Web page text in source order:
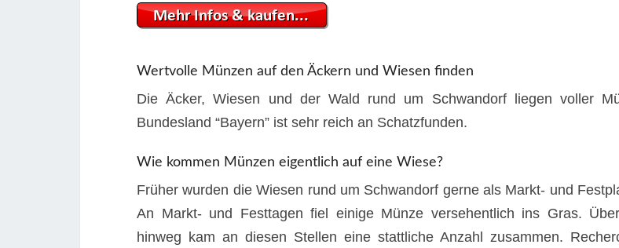
Wertvolle Münzen auf den Äckern und Wiesen finden
Die Äcker, Wiesen und der Wald rund um Schwandorf liegen voller
Bundesland “Bayern” ist sehr reich an Schatzfunden.
Wie kommen Münzen eigentlich auf eine Wiese?
Früher wurden die Wiesen rund um Schwandorf gerne als Markt- und
An Markt- und Festtagen fiel einige Münze versehentlich ins Gras.
hinweg kam an diesen Stellen eine stattliche Anzahl zusammen.